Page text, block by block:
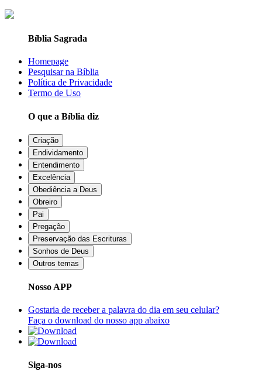
Bíblia Sagrada
Homepage
Pesquisar na Bíblia
Política de Privacidade
Termo de Uso
O que a Bíblia diz
Criação
Endividamento
Entendimento
Excelência
Obediência a Deus
Obreiro
Pai
Pregação
Preservação das Escrituras
Sonhos de Deus
Outros temas
Nosso APP
Gostaria de receber a palavra do dia em seu celular?
Faça o download do nosso app abaixo
Siga-nos